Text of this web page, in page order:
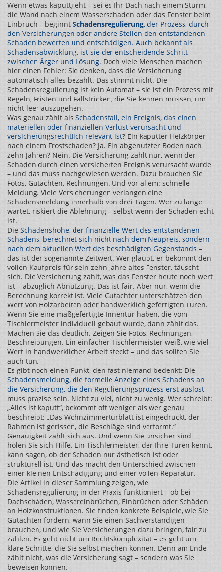
Wenn etwas kaputtgeht – sei es Ihr Dach nach einem Sturm,
die Wand nach einem Wasserschaden oder das Fenster beim
Einbruch – beginnt Schadensregulierung, der Prozess, durch
den Versicherungen oder andere Stellen den entstandenen
Schaden bewerten und entschädigen. Auch bekannt als
Schadensabwicklung, ist sie der entscheidende Schritt
zwischen Ärger und Lösung. Doch viele Menschen machen
hier einen Fehler: Sie denken, dass die Versicherung
automatisch alles bezahlt. Das stimmt nicht. Die
Schadensregulierung ist kein Automat – sie ist ein Prozess mit
Regeln, Fristen und Fallstricken, die Sie kennen müssen, um
nicht leer auszugehen.
Was genau zählt als Schadensfall, ein Ereignis, das einen
materiellen oder finanziellen Verlust verursacht und
versicherungsrechtlich relevant ist? Ein kaputter Heizkörper
nach einem Frostschaden? Ja. Ein abgenutzter Boden nach
zehn Jahren? Nein. Die Versicherung zahlt nur, wenn der
Schaden durch einen versicherten Ereignis verursacht wurde
– und das muss nachgewiesen werden. Dazu brauchen Sie
Fotos, Gutachten, Rechnungen. Und vor allem: schnelle
Meldung. Viele Versicherungen verlangen eine
Schadensmeldung innerhalb von drei Tagen. Wer zu lange
wartet, riskiert die Ablehnung – selbst wenn der Schaden echt
ist.
Die Schadenshöhe, der finanzielle Wert des entstandenen
Schadens, berechnet sich nicht nach dem Neupreis, sondern
nach dem aktuellen Wert des beschädigten Gegenstands –
das ist der sogenannte Zeitwert. Wer glaubt, er bekommt den
vollen Kaufpreis für sein zehn Jahre altes Fenster, täuscht
sich. Die Versicherung zahlt, was das Fenster heute noch wert
ist – abzüglich Abnutzung. Das ist fair. Aber nur, wenn die
Berechnung korrekt ist. Viele Gutachter unterschätzen den
Wert von Holzarbeiten oder handwerklich gefertigten Türen.
Wenn Sie eine maßgefertigte Innentür haben, die vom
Tischlermeister individuell gebaut wurde, dann zählt das.
Machen Sie das deutlich. Zeigen Sie Fotos, Rechnungen,
Beschreibungen. Ein einfacher Tischlermeister weiß, wie viel
Wert in handwerklicher Arbeit steckt – und das sollten Sie
auch tun.
Es gibt noch einen Punkt, den fast niemand bedenkt: Die
Schadensmeldung, die formelle Anzeige eines Schadens an
die Versicherung, die den Regulierungsprozess erst auslöst
muss präzise sein. Nicht zu viel, nicht zu wenig. Wer schreibt:
„Alles ist kaputt“, bekommt oft weniger als wer genau
beschreibt: „Das Wohnzimmertürblatt ist eingedrückt, der
Rahmen ist gerissen, die Beschläge sind verformt.“
Genauigkeit zahlt sich aus. Und wenn Sie unsicher sind –
holen Sie sich Hilfe. Ein Tischlermeister, der Ihre Türen kennt,
kann sagen, ob der Schaden nur ästhetisch ist oder
strukturell ist. Und das macht den Unterschied zwischen
einer kleinen Entschädigung und einer vollen Reparatur.
Die Artikel in dieser Sammlung zeigen, wie
Schadensregulierung in der Praxis funktioniert – ob bei
Dachschäden, Wassereinbrüchen, Einbrüchen oder Schäden
an Holzkonstruktionen. Sie finden konkrete Beispiele, wie Sie
Gutachten fordern, wann Sie einen Sachverständigen
brauchen, und wie Sie Versicherungen dazu bringen, fair zu
zahlen. Es geht nicht um Rechtskomplexität – es geht um
klare Schritte, die Sie selbst machen können. Denn am Ende
zählt nicht, was die Versicherung sagt – sondern was Sie
beweisen können.